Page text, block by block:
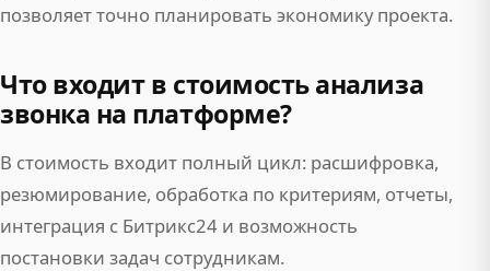
позволяет точно планировать экономику проекта.
Что входит в стоимость анализа
звонка на платформе?
В стоимость входит полный цикл: расшифровка,
резюмирование, обработка по критериям, отчеты,
интеграция с Битрикс24 и возможность
постановки задач сотрудникам.